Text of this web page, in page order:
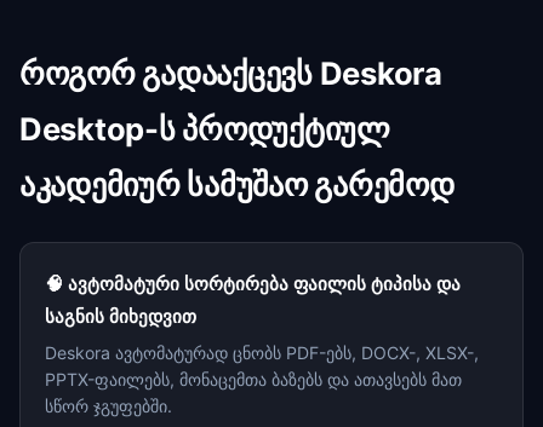
როგორ გადააქცევს Deskora
Desktop-ს პროდუქტიულ
აკადემიურ სამუშაო გარემოდ
🧠 ავტომატური სორტირება ფაილის ტიპისა და
საგნის მიხედვით
Deskora ავტომატურად ცნობს PDF-ებს, DOCX-, XLSX-,
PPTX-ფაილებს, მონაცემთა ბაზებს და ათავსებს მათ
სწორ ჯგუფებში.